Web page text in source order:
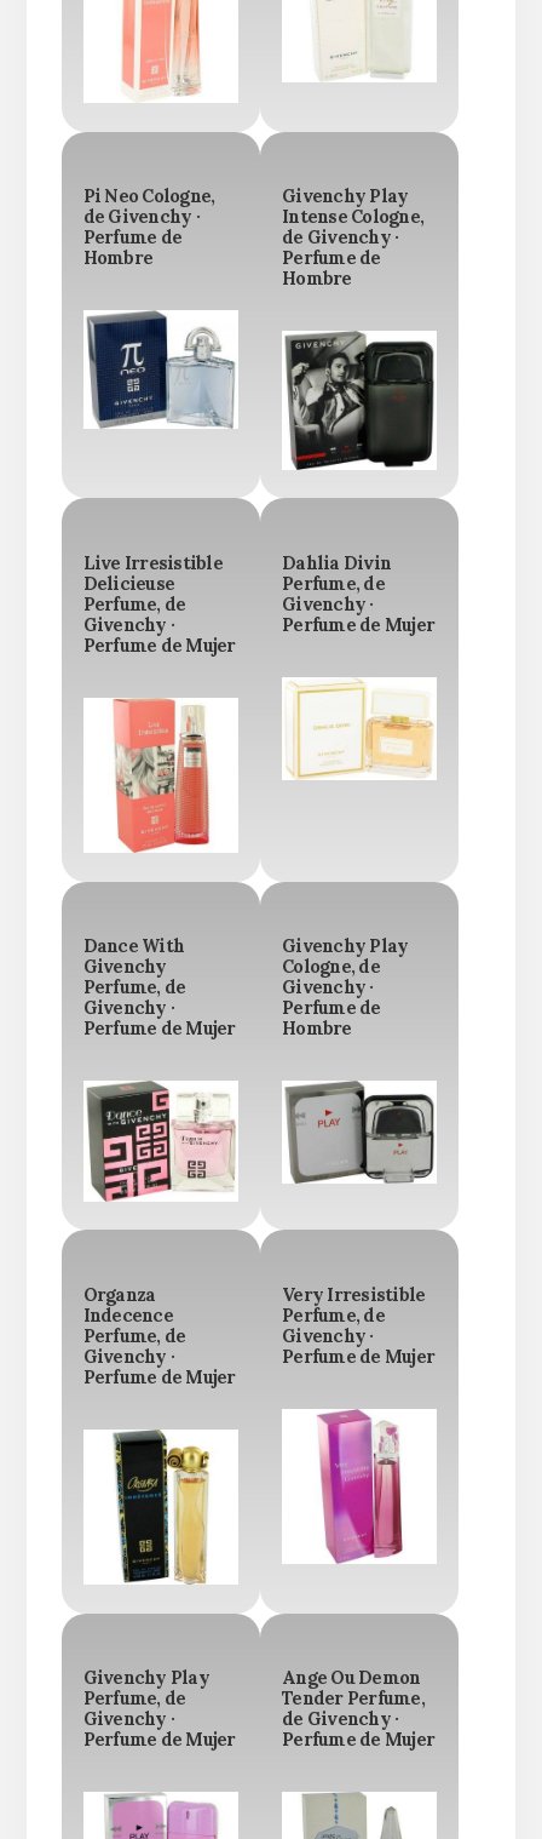
Pi Neo Cologne,
de Givenchy ·
Perfume de
Hombre
Givenchy Play
Intense Cologne,
de Givenchy ·
Perfume de
Hombre
Live Irresistible
Delicieuse
Perfume, de
Givenchy ·
Perfume de Mujer
Dahlia Divin
Perfume, de
Givenchy ·
Perfume de Mujer
Dance With
Givenchy
Perfume, de
Givenchy ·
Perfume de Mujer
Givenchy Play
Cologne, de
Givenchy ·
Perfume de
Hombre
Organza
Indecence
Perfume, de
Givenchy ·
Perfume de Mujer
Very Irresistible
Perfume, de
Givenchy ·
Perfume de Mujer
Givenchy Play
Perfume, de
Givenchy ·
Perfume de Mujer
Ange Ou Demon
Tender Perfume,
de Givenchy ·
Perfume de Mujer